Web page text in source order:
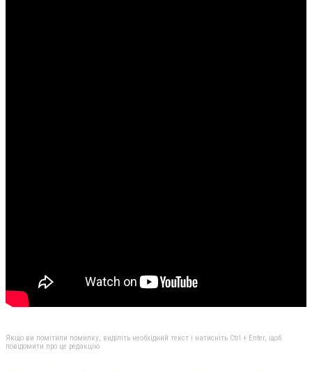
Якщо ви помітили помилку, виділіть необхідний текст і натисніть Ctrl + Enter, щоб
повідомити про це редакцію